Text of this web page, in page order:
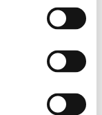
SC1-R, il top di
esoluzioni
Aprilia Racing
per imotori
da SC-Project